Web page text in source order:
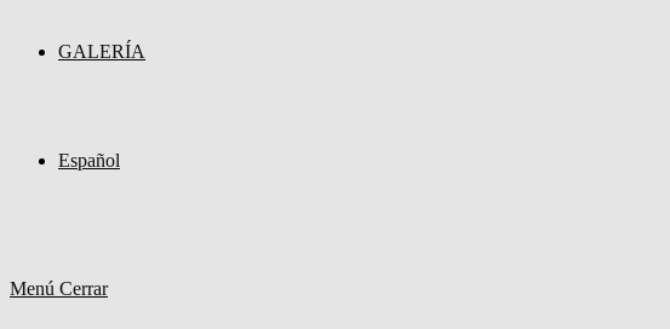
GALERÍA
Español
Menú Cerrar